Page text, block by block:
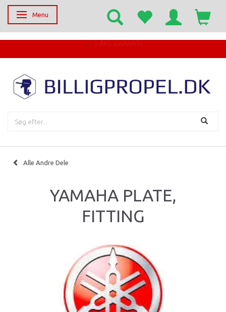
Skifte navigation
Menu
Alle Andre Dele
YAMAHA PLATE,
FITTING